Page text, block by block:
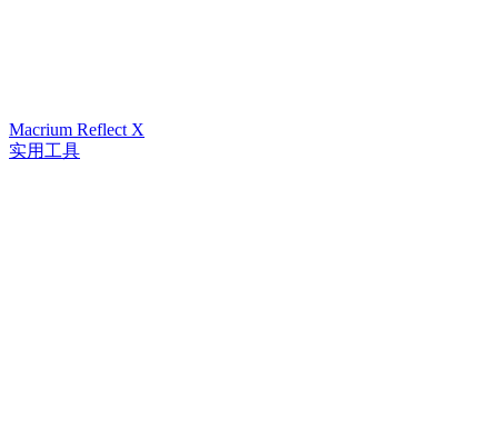
Macrium Reflect X
实用工具